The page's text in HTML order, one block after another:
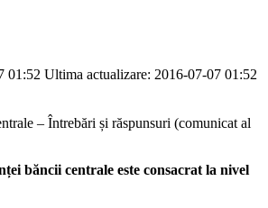
01:52 Ultima actualizare: 2016-07-07 01:52
– Întrebări și răspunsuri (comunicat al
băncii centrale este consacrat la nivel